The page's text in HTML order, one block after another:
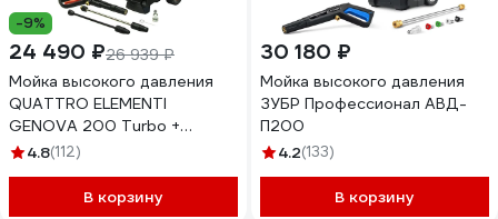
-9%
24 490 ₽26 939 ₽
Мойка высокого давления
QUATTRO ELEMENTI
GENOVA 200 Turbo +
ротационная насадка 912-
4.8(112)
В корзину
30 180 ₽
Мойка высокого давления
ЗУБР Профессионал АВД-
П200
4.2(133)
В корзину